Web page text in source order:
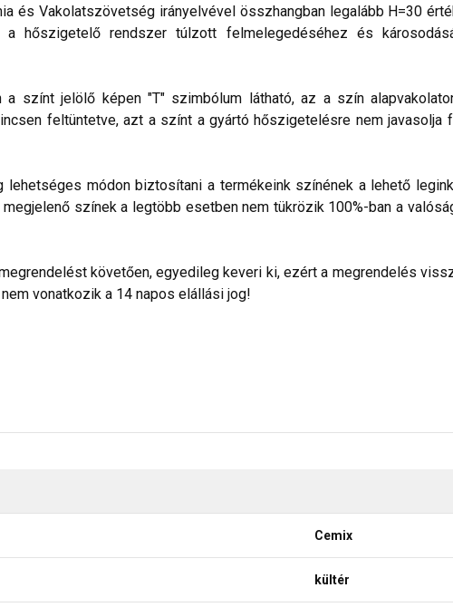
és Vakolatszövetség irányelvével összhangban legalább H=30
hőszigetelő rendszer túlzott felmelegedéséhez és
a színt jelölő képen "T" szimbólum látható, az a szín
feltüntetve, azt a színt a gyártó hőszigetelésre nem
lehetséges módon biztosítani a termékeink színének a lehető
színek a legtöbb esetben nem tükrözik 100%-ban a
követően, egyedileg keveri ki, ezért a megrendelés
vonatkozik a 14 napos elállási jog!
Cemix
kültér